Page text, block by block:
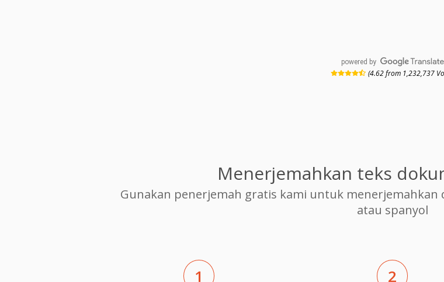
powered by
(4.62 from 1,232,737
Menerjemahkan teks
Gunakan penerjemah gratis kami untuk menerjemahkan
atau spanyol
1 2